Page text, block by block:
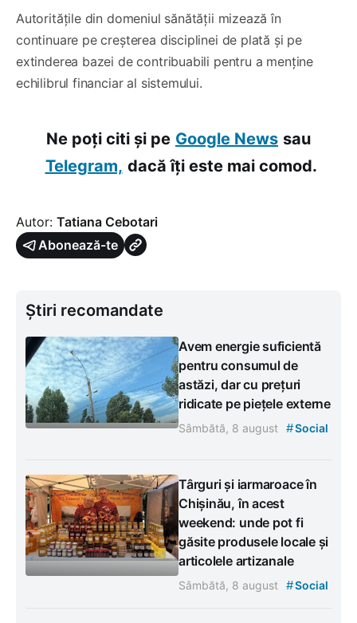
Autoritățile din domeniul sănătății mizează în
continuare pe creșterea disciplinei de plată și pe
extinderea bazei de contribuabili pentru a menține
echilibrul financiar al sistemului.
Ne poți citi și pe Google News sau
Telegram, dacă îți este mai comod.
Autor: Tatiana Cebotari
Abonează-te
Știri recomandate
Avem energie suficientă
pentru consumul de
astăzi, dar cu prețuri
ridicate pe piețele externe
Sâmbătă, 8 august #Social
Târguri și iarmaroace în
Chișinău, în acest
weekend: unde pot fi
găsite produsele locale și
articolele artizanale
Sâmbătă, 8 august #Social